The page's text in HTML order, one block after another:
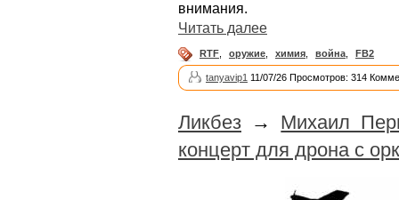
внимания.
Читать далее
RTF оружие химия война FB2
tanyavip1 11/07/26 Просмотров: 314
Ликбез → Михаил
концерт для дрона с